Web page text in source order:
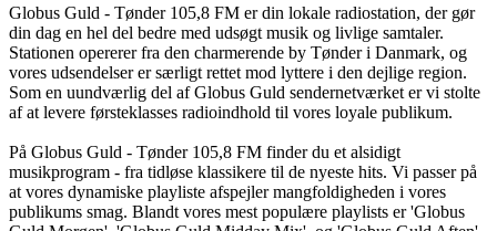
Globus Guld - Tønder 105,8 FM er din lokale radiostation, der gør
din dag en hel del bedre med udsøgt musik og livlige samtaler.
Stationen opererer fra den charmerende by Tønder i Danmark, og
vores udsendelser er særligt rettet mod lyttere i den dejlige region.
Som en uundværlig del af Globus Guld sendernetværket er vi stolte
af at levere førsteklasses radioindhold til vores loyale publikum.
På Globus Guld - Tønder 105,8 FM finder du et alsidigt
musikprogram - fra tidløse klassikere til de nyeste hits. Vi passer på
at vores dynamiske playliste afspejler mangfoldigheden i vores
publikums smag. Blandt vores mest populære playlists er 'Globus